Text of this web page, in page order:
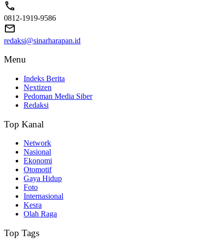
0812-1919-9586
redaksi@sinarharapan.id
Menu
Indeks Berita
Nextizen
Pedoman Media Siber
Redaksi
Top Kanal
Network
Nasional
Ekonomi
Otomotif
Gaya Hidup
Foto
Internasional
Kesra
Olah Raga
Top Tags